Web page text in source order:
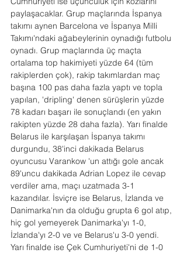
paylaşacaklar. Grup maçlarında İspanya
takımı aynen Barcelona ve İspanya Milli
Takımı'ndaki ağabeylerinin oynadığı futbolu
oynadı. Grup maçlarında üç maçta
ortalama top hakimiyeti yüzde 64 (tüm
rakiplerden çok), rakip takımlardan maç
başına 100 pas daha fazla yaptı ve topla
yapılan, 'dripling' denen sürüşlerin yüzde
78 kadarı başarı ile sonuçlandı (en yakın
rakipten yüzde 28 daha fazla). Yarı finalde
Belarus ile karşılaşan İspanya takımı
durgundu, 38'inci dakikada Belarus
oyuncusu Varankow 'un attığı gole ancak
89'uncu dakikada Adrian Lopez ile cevap
verdiler ama, maçı uzatmada 3-1
kazandılar. İsviçre ise Belarus, İzlanda ve
Danimarka'nın da olduğu grupta 6 gol atıp,
hiç gol yemeyerek Danimarka'yı 1-0,
İzlanda'yı 2-0 ve ve Belarus'u 3-0 yendi.
Yarı finalde ise Çek Cumhuriyeti'ni de 1-0